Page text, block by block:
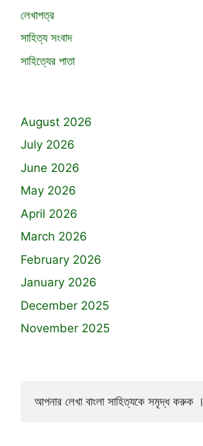
লেখাপত্র
সাহিত্য সংবাদ
সাহিত্যের পাতা
August 2026
July 2026
June 2026
May 2026
April 2026
March 2026
February 2026
January 2026
December 2025
November 2025
আপনার লেখা বাংলা সাহিত্যকে সমৃদ্ধ করুক ।